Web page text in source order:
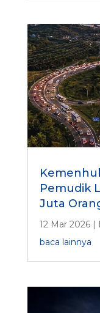
Pemudik
Juta
12 Mar 2026|
baca lainnya